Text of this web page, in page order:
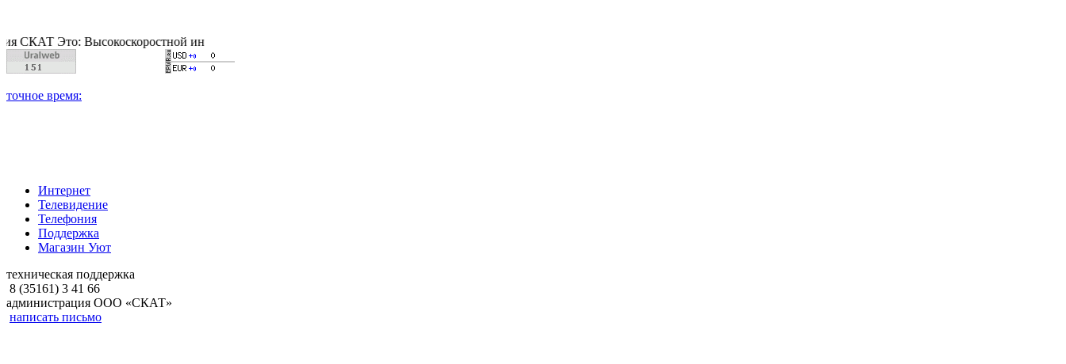
Это: Высокоскоростной интернет, качественное цифровое и кабельное телевиденье, надежное и быстрое продвижение вашей рекламы!
Интернет
Телевидение
Телефония
Поддержка
Магазин Уют
техническая поддержка
8 (35161) 3 41 66
администрация ООО «СКАТ»
написать письмо